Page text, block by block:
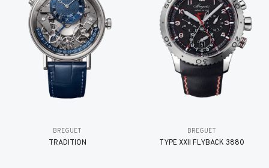
BREGUET
TRADITION
BREGUET
TYPE XXII FLYBACK 3880